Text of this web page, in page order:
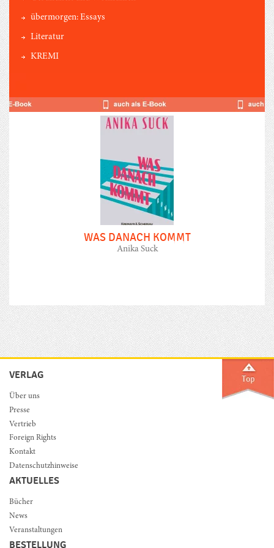
übermorgen: Essays
Literatur
KREMI
WAS DANACH KOMMT
Anika Suck
VERLAG
Über uns
Presse
Vertrieb
Foreign Rights
Kontakt
Datenschutzhinweise
AKTUELLES
Bücher
News
Veranstaltungen
BESTELLUNG